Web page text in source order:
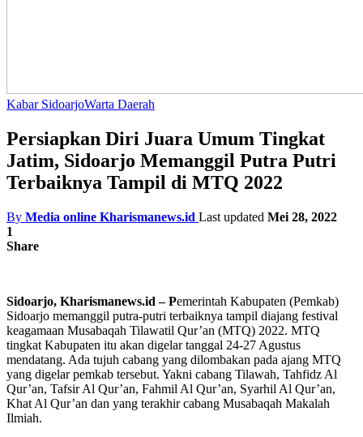
Kabar SidoarjoWarta Daerah
Persiapkan Diri Juara Umum Tingkat
Jatim, Sidoarjo Memanggil Putra Putri
Terbaiknya Tampil di MTQ 2022
By Media online Kharismanews.id Last updated Mei 28, 2022
1
Share
Sidoarjo, Kharismanews.id – Pemerintah Kabupaten (Pemkab)
Sidoarjo memanggil putra-putri terbaiknya tampil diajang festival
keagamaan Musabaqah Tilawatil Qur’an (MTQ) 2022. MTQ
tingkat Kabupaten itu akan digelar tanggal 24-27 Agustus
mendatang. Ada tujuh cabang yang dilombakan pada ajang MTQ
yang digelar pemkab tersebut. Yakni cabang Tilawah, Tahfidz Al
Qur’an, Tafsir Al Qur’an, Fahmil Al Qur’an, Syarhil Al Qur’an,
Khat Al Qur’an dan yang terakhir cabang Musabaqah Makalah
Ilmiah.